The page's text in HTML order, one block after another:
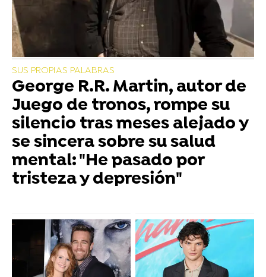
SUS PROPIAS PALABRAS
George R.R. Martin, autor de
Juego de tronos, rompe su
silencio tras meses alejado y
se sincera sobre su salud
mental: "He pasado por
tristeza y depresión"